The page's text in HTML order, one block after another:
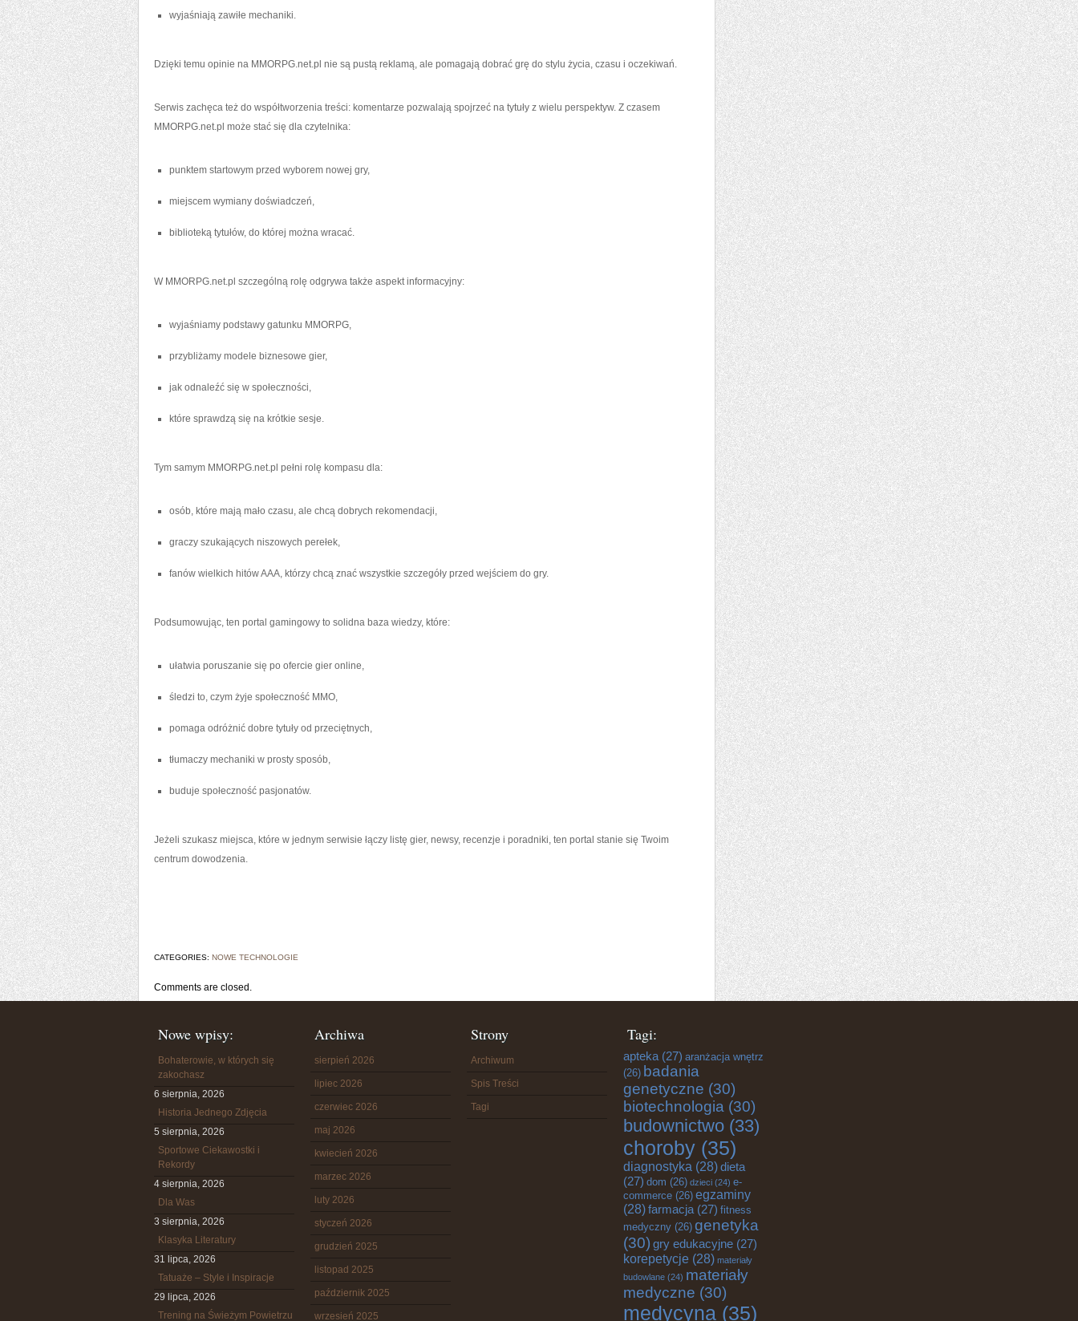
wyjaśniają zawiłe mechaniki.
Dzięki temu opinie na MMORPG.net.pl nie są pustą reklamą, ale pomagają dobrać grę do stylu życia, czasu i oczekiwań.
Serwis zachęca też do współtworzenia treści: komentarze pozwalają spojrzeć na tytuły z wielu perspektyw. Z czasem
MMORPG.net.pl może stać się dla czytelnika:
punktem startowym przed wyborem nowej gry,
miejscem wymiany doświadczeń,
biblioteką tytułów, do której można wracać.
W MMORPG.net.pl szczególną rolę odgrywa także aspekt informacyjny:
wyjaśniamy podstawy gatunku MMORPG,
przybliżamy modele biznesowe gier,
jak odnaleźć się w społeczności,
które sprawdzą się na krótkie sesje.
Tym samym MMORPG.net.pl pełni rolę kompasu dla:
osób, które mają mało czasu, ale chcą dobrych rekomendacji,
graczy szukających niszowych perełek,
fanów wielkich hitów AAA, którzy chcą znać wszystkie szczegóły przed wejściem do gry.
Podsumowując, ten portal gamingowy to solidna baza wiedzy, które:
ułatwia poruszanie się po ofercie gier online,
śledzi to, czym żyje społeczność MMO,
pomaga odróżnić dobre tytuły od przeciętnych,
tłumaczy mechaniki w prosty sposób,
buduje społeczność pasjonatów.
Jeżeli szukasz miejsca, które w jednym serwisie łączy listę gier, newsy, recenzje i poradniki, ten portal stanie się Twoim
centrum dowodzenia.
CATEGORIES: NOWE TECHNOLOGIE
Comments are closed.
Nowe wpisy:
Bohaterowie, w których się
zakochasz
6 sierpnia, 2026
Historia Jednego Zdjęcia
5 sierpnia, 2026
Sportowe Ciekawostki i
Rekordy
4 sierpnia, 2026
Dla Was
3 sierpnia, 2026
Klasyka Literatury
31 lipca, 2026
Tatuaże – Style i Inspiracje
29 lipca, 2026
Trening na Świeżym Powietrzu
Archiwa
sierpień 2026
lipiec 2026
czerwiec 2026
maj 2026
kwiecień 2026
marzec 2026
luty 2026
styczeń 2026
grudzień 2025
listopad 2025
październik 2025
wrzesień 2025
Strony
Archiwum
Spis Treści
Tagi
Tagi:
apteka (27) aranżacja wnętrz
(26) badania
genetyczne (30)
biotechnologia (30)
budownictwo (33)
choroby (35)
diagnostyka (28)dieta
(27) dom (26) dzieci (24) e-
commerce (26) egzaminy
(28)farmacja (27) fitness
medyczny (26) genetyka
(30) gry edukacyjne (27)
korepetycje (28) materiały
budowlane (24) materiały
medyczne (30)
medycyna (35)